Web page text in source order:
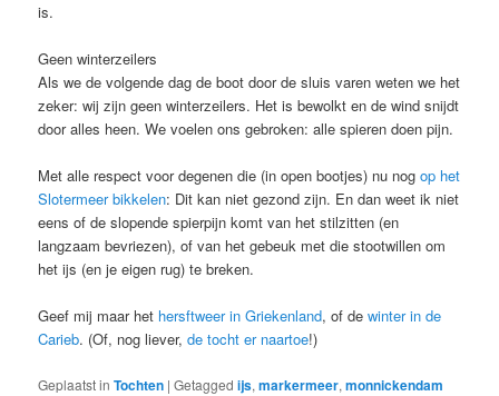
is.
Geen winterzeilers
Als we de volgende dag de boot door de sluis varen weten we het
zeker: wij zijn geen winterzeilers. Het is bewolkt en de wind snijdt
door alles heen. We voelen ons gebroken: alle spieren doen pijn.
Met alle respect voor degenen die (in open bootjes) nu nogop het
Slotermeer bikkelen: Dit kan niet gezond zijn. En dan weet ik niet
eens of de slopende spierpijn komt van het stilzitten (en
langzaam bevriezen), of van het gebeuk met die stootwillen om
het ijs (en je eigen rug) te breken.
Geef mij maar het hersftweer in Griekenland, of dewinter in de
Carieb. (Of, nog liever,de tocht er naartoe!)
Geplaatst in Tochten |Getagged ijs,markermeer,monnickendam